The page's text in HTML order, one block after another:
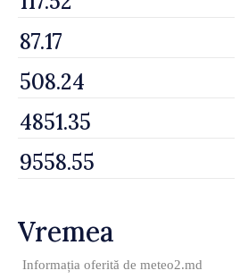
Vremea
Informația oferită de meteo2.md